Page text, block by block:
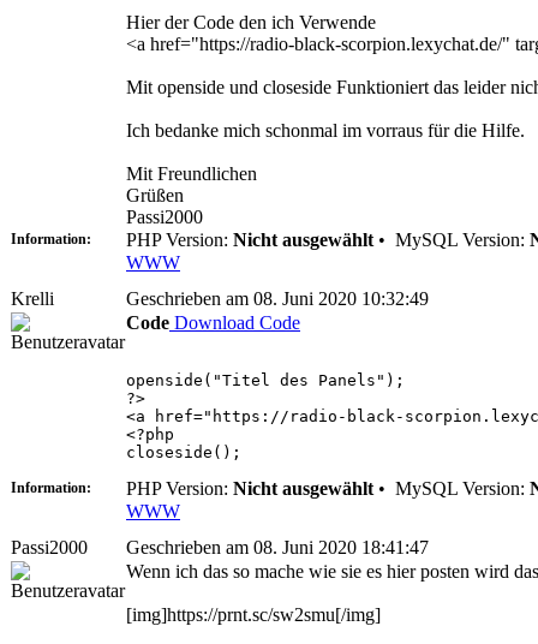
Hier der Code den ich Verwende
<a href="https://radio-black-scorpion.lexychat.de/"
Mit openside und closeside Funktioniert das leider
Ich bedanke mich schonmal im vorraus für die Hilfe.
Mit Freundlichen
Grüßen
Passi2000
Information: PHP Version: Nicht ausgewählt • MySQL Version:
WWW
Krelli
Geschrieben am 08. Juni 2020 10:32:49
Code Download Code
openside("Titel des Panels");
?>
<a href="https://radio-black-
<?php
closeside();
Information: PHP Version: Nicht ausgewählt • MySQL Version:
WWW
Passi2000
Geschrieben am 08. Juni 2020 18:41:47
Wenn ich das so mache wie sie es hier posten wird
[img]https://prnt.sc/sw2smu[/img]